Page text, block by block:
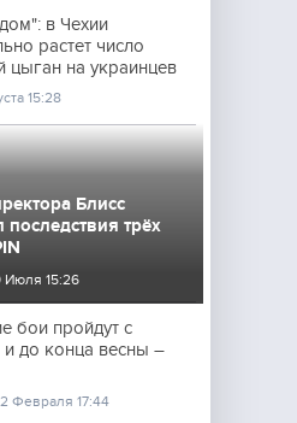
в Чехии
растет число
цыган на украинцев
15:28
Блисс
последствия трёх
Июля 15:26
бои пройдут с
до конца весны –
Февраля 17:44